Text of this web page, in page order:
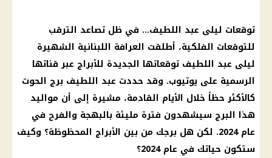
توقعات ليلى عبد اللطيف… في ظل تصاعد الترقب
للتوقعات الفلكية، أطلقت العرافة اللبنانية الشهيرة
ليلى عبد اللطيف توقعاتها الجديدة للأبراج عبر قناتها
الرسمية على يوتيوب. وقد حددت عبد اللطيف برج الحوت
كالأكثر حظاً خلال الأيام القادمة، مشيرة إلى أن مواليد
هذا البرج سيشهدون فترة مليئة بالبهجة والفرح في
عام 2024. لكن هل برجك من بين
الأبراج المحظوظة؟ وكيف
ستكون حياتك في عام 2024؟